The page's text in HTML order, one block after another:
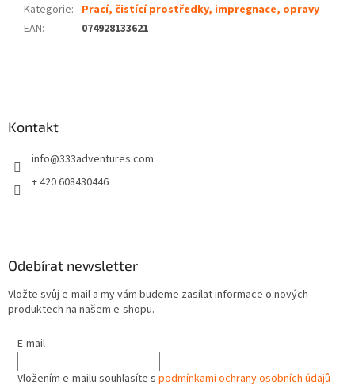
Kategorie: Prací, čistící prostředky, impregnace, opravy
EAN: 074928133621
Kontakt
info@333adventures.com
+ 420 608430446
Odebírat newsletter
Vložte svůj e-mail a my vám budeme zasílat informace o nových
produktech na našem e-shopu.
E-mail
Vložením e-mailu souhlasíte s podmínkami ochrany osobních údajů